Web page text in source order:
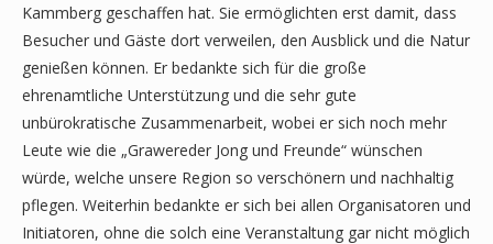
Kammberg geschaffen hat. Sie ermöglichten erst damit, dass
Besucher und Gäste dort verweilen, den Ausblick und die Natur
genießen können. Er bedankte sich für die große
ehrenamtliche Unterstützung und die sehr gute
unbürokratische Zusammenarbeit, wobei er sich noch mehr
Leute wie die „Grawereder Jong und Freunde“ wünschen
würde, welche unsere Region so verschönern und nachhaltig
pflegen. Weiterhin bedankte er sich bei allen Organisatoren und
Initiatoren, ohne die solch eine Veranstaltung gar nicht möglich